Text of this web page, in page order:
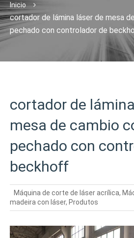
Inicio
cortador de lámina láser de mesa
pechado con controlador de
cortador de
mesa de cambio
pechado con
beckhoff
Máquina de corte de láser acrílica,
madeira con láser, Produtos